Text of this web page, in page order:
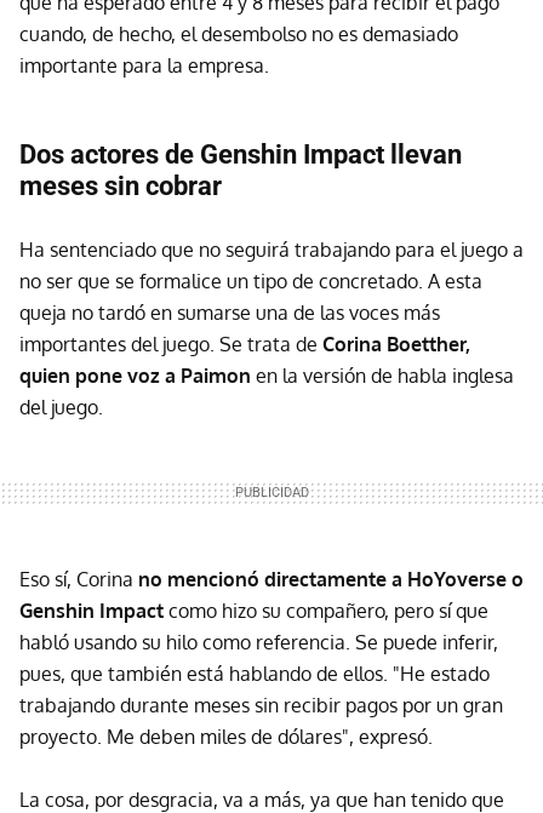
cuando, de hecho, el desembolso no es demasiado
importante para la empresa.
Dos actores de Genshin Impact llevan
meses sin cobrar
Ha sentenciado que no seguirá trabajando para el juego a
no ser que se formalice un tipo de concretado. A esta
queja no tardó en sumarse una de las voces más
importantes del juego. Se trata de Corina Boetther,
quien pone voz a Paimon en la versión de habla inglesa
del juego.
Eso sí, Corina no mencionó directamente a HoYoverse o
Genshin Impact como hizo su compañero, pero sí que
habló usando su hilo como referencia. Se puede inferir,
pues, que también está hablando de ellos. "He estado
trabajando durante meses sin recibir pagos por un gran
proyecto. Me deben miles de dólares", expresó.
La cosa, por desgracia, va a más, ya que han tenido que